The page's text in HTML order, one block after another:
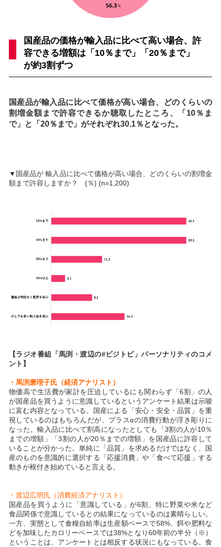
国産品の価格が輸入品に比べて高い場合、許
容できる増額は「10％まで」「20％まで」
が約3割ずつ
国産品が輸入品に比べて価格が高い場合、どのくらいの
割増金額まで許容できるか聴取したところ、「10％ま
で」と「20％まで」がそれぞれ30.1％となった。
▼国産品が 輸入品に比べて価格が高い場合、どのくらいの割増金
額まで許容しますか？ (％) (n=1,200)
【ラジオ番組「馬渕・渡辺の#ビジトピ」パーソナリティのコメ
ント】
・馬渕磨理子氏（経済アナリスト）
物価高で生活費が家計を圧迫しているにも関わらず「6割」の人
が国産品を買うように意識しているというアンケート結果は示唆
に富む内容となっている。国産による「安心・安全・品質」を重
視しているのはもちろんだが、プラスαの消費行動が浮き彫りに
なった。輸入品に比べて割高になったとしても「3割の人が10％
までの増額」「3割の人が20％までの増額」を国産品に許容して
いることが分かった。単純に「品質」を求めるだけではなく、国
産のものを意識的に選択する「応援消費」や「食べて応援」する
動きが根付き始めていると言える。
・渡辺広明氏（消費経済アナリスト）
国産品を買うように「意識している」が6割、特に野菜や米など
食品関係で意識しているとの結果になっているのは素晴らしい。
一方、実態として食糧自給率は生産額ベースで58%、餌や肥料な
どを加味したカロリーベースでは38%となり60年前の半分（※）
ということは、アンケートとは相反する状況にもなっている。食